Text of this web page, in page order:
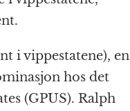
i vippestatene), en
hos det
(GPUS). Ralph